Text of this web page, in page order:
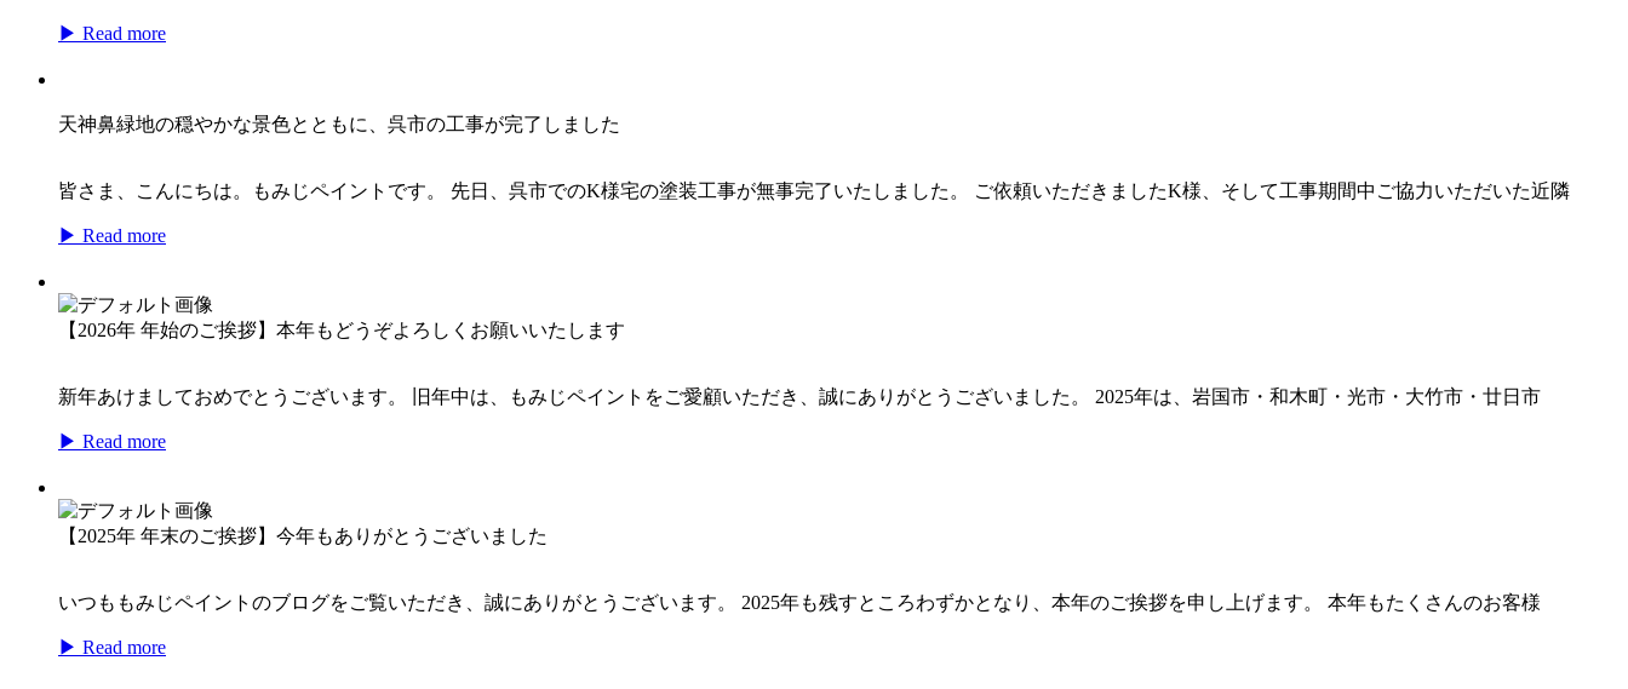
▶ Read more
天神鼻緑地の穏やかな景色とともに、呉市の工事が完了しました
皆さま、こんにちは。もみじペイントです。 先日、呉市でのK様宅の塗装工事が無事完了いたしました。 ご依頼いただきましたK様、そして工事期間中ご協力いただいた近隣
▶ Read more
【2026年 年始のご挨拶】本年もどうぞよろしくお願いいたします
新年あけましておめでとうございます。 旧年中は、もみじペイントをご愛顧いただき、誠にありがとうございました。 2025年は、岩国市・和木町・光市・大竹市・廿日市
▶ Read more
【2025年 年末のご挨拶】今年もありがとうございました
いつももみじペイントのブログをご覧いただき、誠にありがとうございます。 2025年も残すところわずかとなり、本年のご挨拶を申し上げます。 本年もたくさんのお客様
▶ Read more